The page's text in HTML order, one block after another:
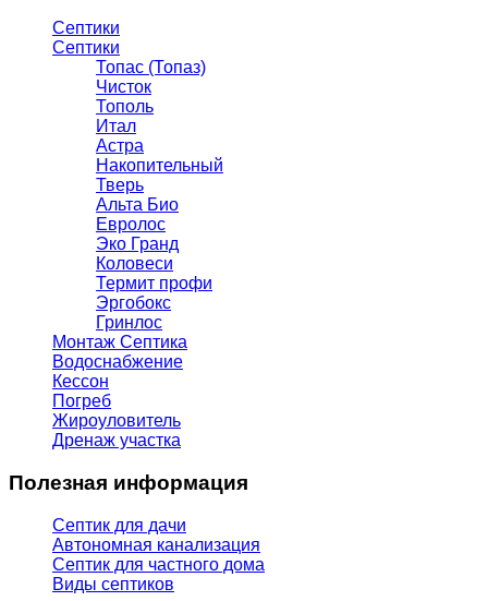
Септики
Септики
Топас (Топаз)
Чисток
Тополь
Итал
Астра
Накопительный
Тверь
Альта Био
Евролос
Эко Гранд
Коловеси
Термит профи
Эргобокс
Гринлос
Монтаж Септика
Водоснабжение
Кессон
Погреб
Жироуловитель
Дренаж участка
Полезная информация
Септик для дачи
Автономная канализация
Септик для частного дома
Виды септиков